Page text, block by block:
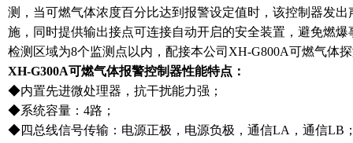
测，当可燃气体浓度百分比达到报警设定值时，该控制器发
施，同时提供输出接点可连接自动开启的安全装置，避免燃
检测区域为8个监测点以内，配接本公司XH-G800A可燃气体
XH-G300A可燃气体报警控制器性能特点：
◆内置先进微处理器，抗干扰能力强；
◆系统容量：4路；
◆四总线信号传输：电源正极，电源负极，通信LA，通信LB